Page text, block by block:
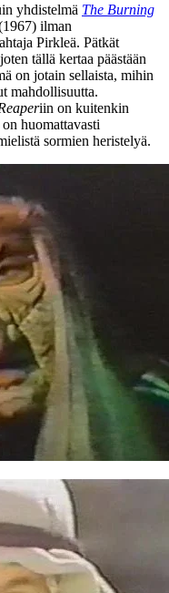
yhdistelmä The Burning
ilman
Pirkleä. Pätkät
tällä kertaa päästään
on jotain sellaista, mihin
mahdollisuutta.
iin on kuitenkin
huomattavasti
sormien heristelyä.